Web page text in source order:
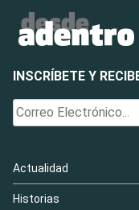
INSCRÍBETE Y
Actualidad
Historias